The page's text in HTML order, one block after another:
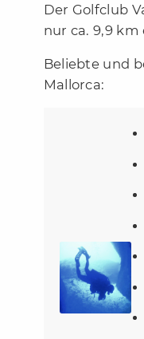
Der Golfclub
nur ca. 9,9
Beliebte und
Mallorca: